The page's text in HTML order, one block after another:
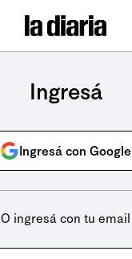
Ingresá
Ingresá con Google
O ingresá con tu email